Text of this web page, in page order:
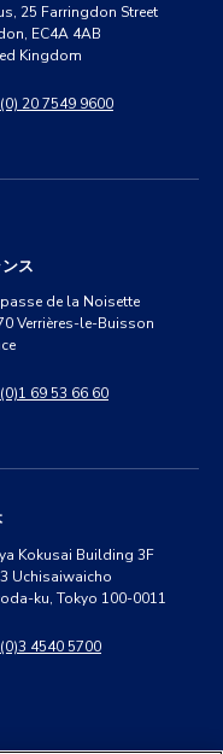
25 Farringdon Street
EC4A 4AB
Kingdom
20 7549 9600
ス
de la Noisette
Verrières-le-Buisson
69 53 66 60
Kokusai Building 3F
Uchisaiwaicho
ku, Tokyo 100-0011
4540 5700